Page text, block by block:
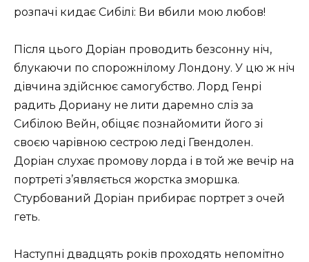
розпачі кидає Сибілі: Ви вбили мою любов!
Після цього Доріан проводить безсонну ніч,
блукаючи по спорожнілому Лондону. У цю ж ніч
дівчина здійснює самогубство. Лорд Генрі
радить Дориану не лити даремно сліз за
Сибілою Вейн, обіцяє познайомити його зі
своєю чарівною сестрою леді Гвендолен.
Доріан слухає промову лорда і в той же вечір на
портреті з’являється жорстка зморшка.
Стурбований Доріан прибирає портрет з очей
геть.
Наступні двадцять років проходять непомітно